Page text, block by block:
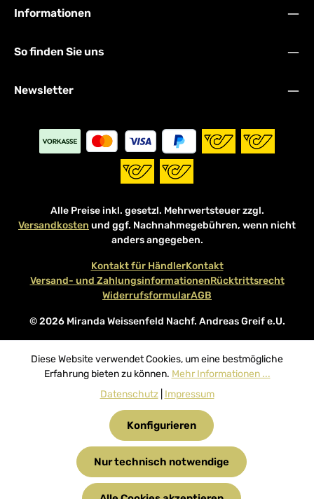
Informationen
So finden Sie uns
Newsletter
Alle Preise inkl. gesetzl. Mehrwertsteuer zzgl.
Versandkosten und ggf. Nachnahmegebühren, wenn nicht
anders angegeben.
© 2026 Miranda Weissenfeld Nachf. Andreas Greif e.U.
Kontakt für HändlerKontakt
Versand- und ZahlungsinformationenRücktrittsrecht
WiderrufsformularAGB
Diese Website verwendet Cookies, um eine bestmögliche
Erfahrung bieten zu können. Mehr Informationen ...
Datenschutz| Impressum
Nur technisch notwendige
Konfigurieren